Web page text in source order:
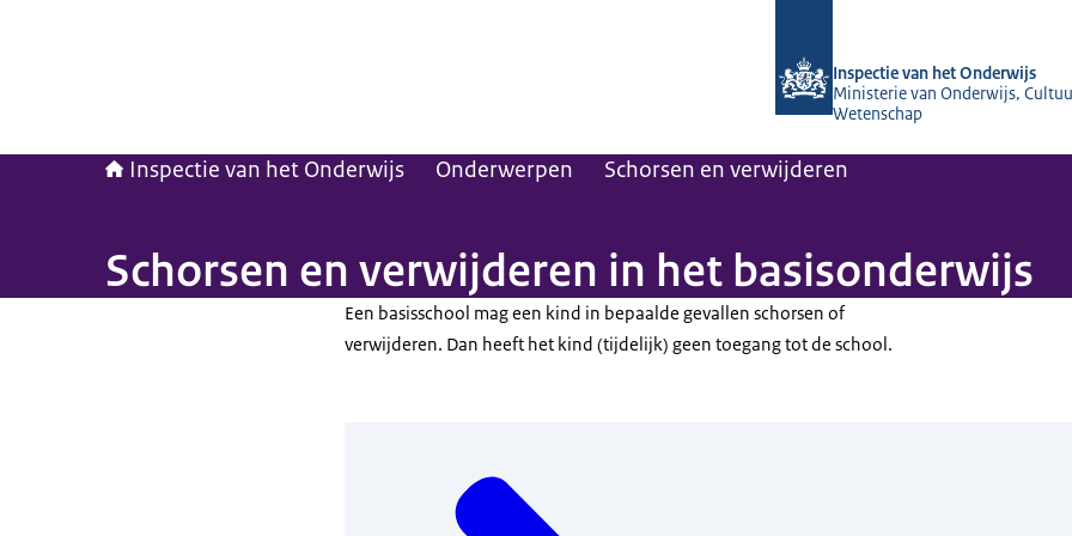
Inspectie van het Onderwijs
Ministerie van Onderwijs,
Wetenschap
Inspectie van het Onderwijs Onderwerpen Schorsen en verwijderen
Schorsen en verwijderen in het basisonderwijs
Een basisschool mag een kind in bepaalde gevallen schorsen of
verwijderen. Dan heeft het kind (tijdelijk) geen toegang tot de school.